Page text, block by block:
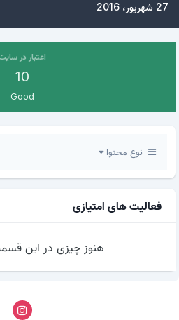
27 شهریور، 2016
اعتبار در سایت
10
Good
نوع محتوا
فعالیت های امتیازی
هنوز چیزی در این